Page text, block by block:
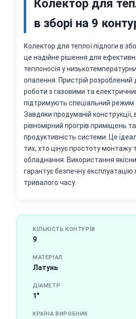
Колектор для
в зборі на 9
Колектор для теплої підлоги в
це надійне рішення для
теплоносія у
опалення. Пристрій розроблений
роботи з газовими та
підтримують спеціальний режим
Завдяки продуманій конструкції,
рівномірний прогрів приміщень
продуктивність системи. Це
тих, хто цінує простоту монтажу
обладнання. Використання
гарантує безпечну експлуатацію
тривалого часу.
КІЛЬКІСТЬ КОНТУРІВ
9
МАТЕРІАЛ
Латунь
ДІАМЕТР
1"
КРАЇНА ВИРОБНИК